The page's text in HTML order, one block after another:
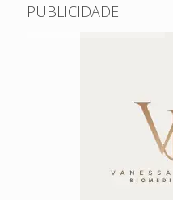
PUBLICIDADE